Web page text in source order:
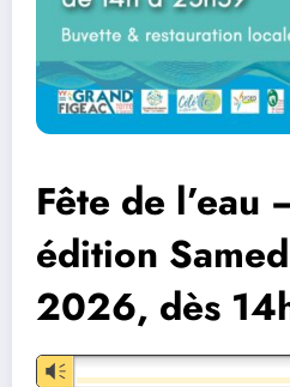
Fête de l’eau
édition
2026, dès
Vm